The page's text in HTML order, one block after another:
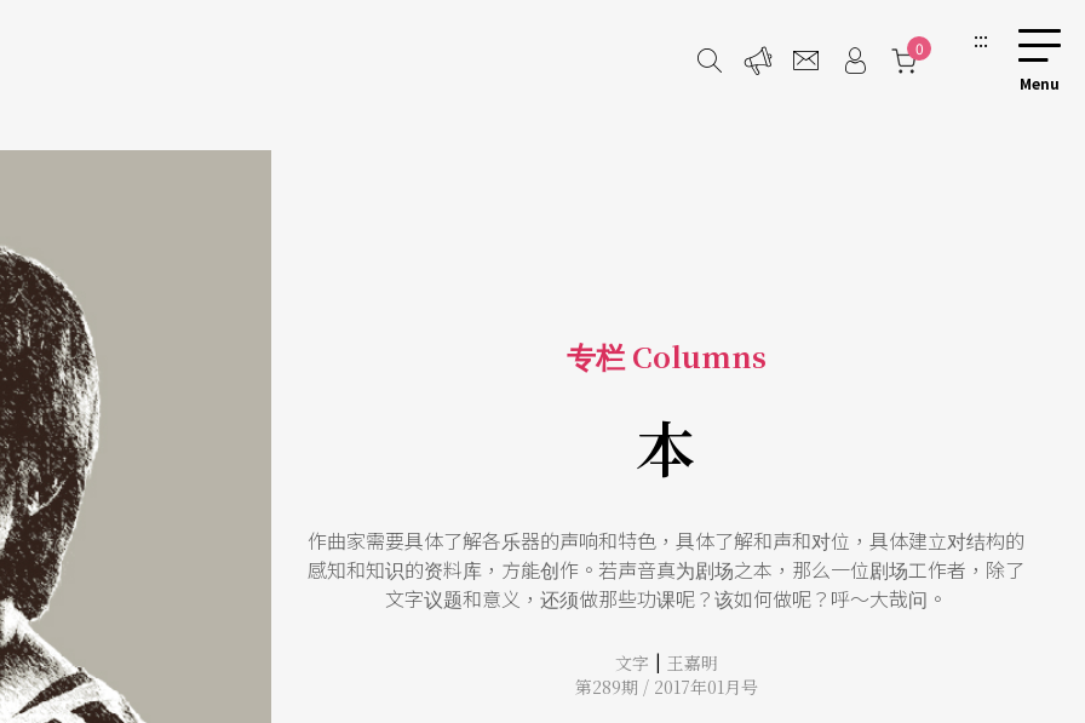
0 :::
专栏 Columns
本
作曲家需要具体了解各乐器的声响和特色，具体了解和声和对位，具体建立对结构的
感知和知识的资料库，方能创作。若声音真为剧场之本，那么一位剧场工作者，除了
文字议题和意义，还须做那些功课呢？该如何做呢？呼～大哉问。
文字 | 王嘉明
第289期 / 2017年01月号